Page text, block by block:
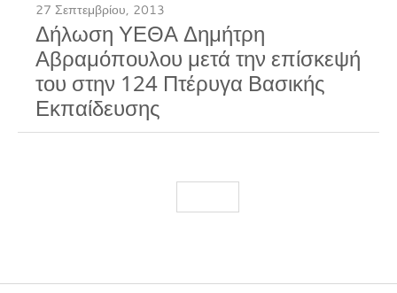
27 Σεπτεμβρίου, 2013
Δήλωση ΥΕΘΑ Δημήτρη
Αβραμόπουλου μετά την επίσκεψή
του στην 124 Πτέρυγα Βασικής
Εκπαίδευσης